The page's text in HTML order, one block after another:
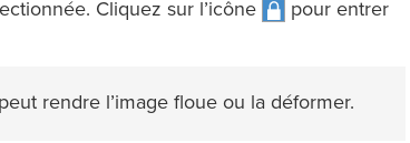
Cliquez sur l’icône
pour entrer
rendre l’image floue ou la déformer.